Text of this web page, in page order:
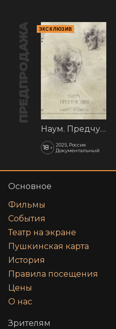
ПРЕДПРОДАЖА ЭКСКЛЮЗИВ
Наум. Предчувствия
18 + 2025, Россия
Документальный
Основное
Фильмы
События
Театр на экране
Пушкинская карта
История
Правила посещения
Цены
О нас
Зрителям